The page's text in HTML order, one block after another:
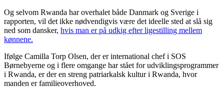
Og selvom Rwanda har overhalet både Danmark og Sverige i
rapporten, vil det ikke nødvendigvis være det ideelle sted at slå sig
ned som dansker, hvis man er på udkig efter ligestilling mellem
kønnene.
Ifølge Camilla Torp Olsen, der er international chef i SOS
Børnebyerne og i flere omgange har stået for udviklingsprogrammer
i Rwanda, er der en streng patriarkalsk kultur i Rwanda, hvor
manden er familieoverhoved.